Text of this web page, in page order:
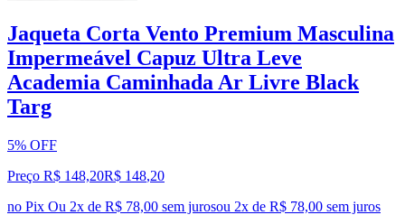
Jaqueta Corta Vento Premium Masculina
Impermeável Capuz Ultra Leve
Academia Caminhada Ar Livre Black
Targ
5% OFF
Preço R$ 148,20R$ 148,20
no Pix Ou 2x de R$ 78,00 sem jurosou 2x de R$ 78,00 sem juros